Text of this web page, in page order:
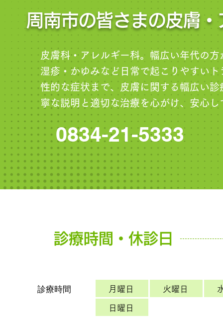
周南市の皆さまの皮膚
皮膚科・アレルギー科。幅広い年代の
湿疹・かゆみなど日常で起こりやすい
性的な症状まで、皮膚に関する幅広い
寧な説明と適切な治療を心がけ、安心
0834-21-5333
診療時間・休診日
診療時間 月曜日 火曜日
日曜日